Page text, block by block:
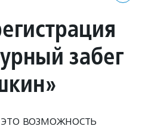
забег
возможность